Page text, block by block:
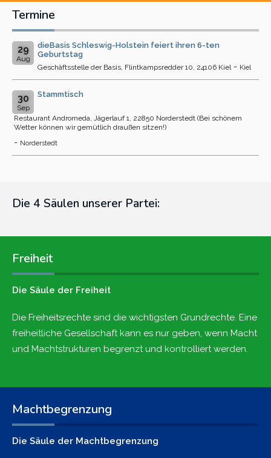
Termine
29
Aug
dieBasis Schleswig-Holstein feiert ihren 6-ten
Geburtstag
Geschäftsstelle der Basis, Flintkampsredder 10, 24106 Kiel- Kiel
30
Sep
Stammtisch
Restaurant Andromeda, Jägerlauf 1, 22850 Norderstedt (Bei schönem
Wetter können wir gemütlich draußen sitzen!)
- Norderstedt
Die 4 Säulen unserer Partei:
Freiheit
Die Säule der Freiheit
Die Freiheitsrechte sind die wichtigsten Grundrechte. Eine
freiheitliche Gesellschaft kann es nur geben, wenn Macht
und Machtstrukturen begrenzt und kontrolliert werden.
Machtbegrenzung
Die Säule der Machtbegrenzung